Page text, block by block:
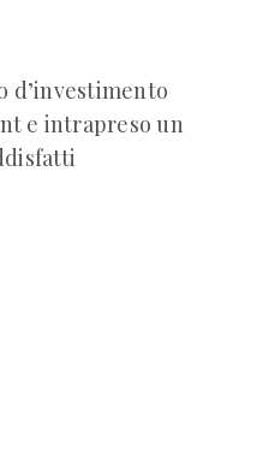
d’investimento
e intrapreso un